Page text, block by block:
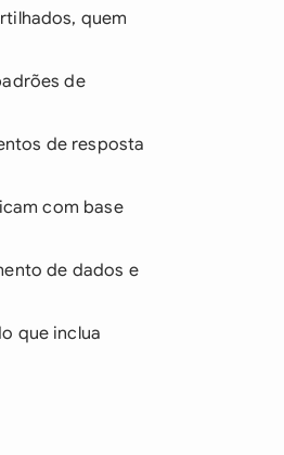
quem
de
de resposta
com base
de dados e
que inclua